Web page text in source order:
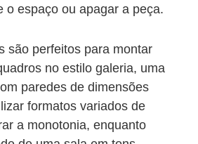
o espaço ou apagar a peça.
são perfeitos para montar
no estilo galeria, uma
paredes de dimensões
formatos variados de
a monotonia, enquanto